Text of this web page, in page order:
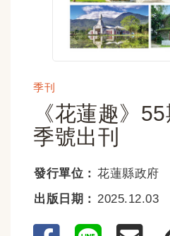
季刊
《花蓮趣》
季號出刊
發行單位： 花蓮縣政府
出版日期： 2025.12.03